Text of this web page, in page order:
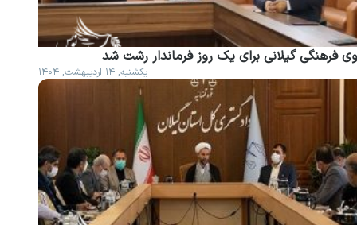
فرهنگی گیلانی برای یک روز فرماندار رشت شد
یکشنبه, ۱۴ اردیبهشت, ۱۴۰۴